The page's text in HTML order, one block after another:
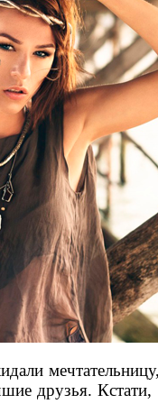
друзья.